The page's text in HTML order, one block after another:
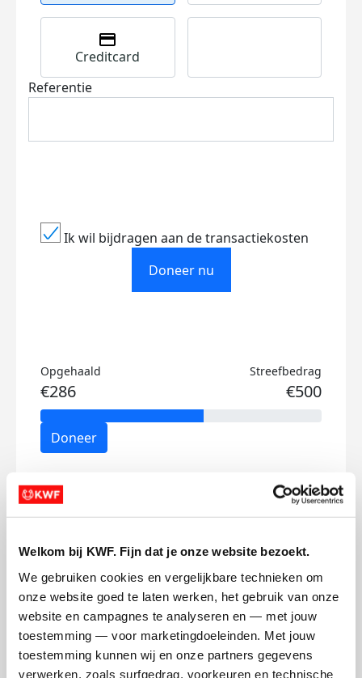
Welkom bij KWF. Fijn dat je onze website bezoekt.
We gebruiken cookies en vergelijkbare technieken om
onze website goed te laten werken, het gebruik van onze
website en campagnes te analyseren en — met jouw
toestemming — voor marketingdoeleinden. Met jouw
toestemming kunnen wij en onze partners gegevens
verwerken, zoals surfgedrag, voorkeuren en technische
Creditcard
Referentie
Ik wil bijdragen aan de transactiekosten
Doneer nu
Opgehaald
€286
Streefbedrag
€500
Doneer